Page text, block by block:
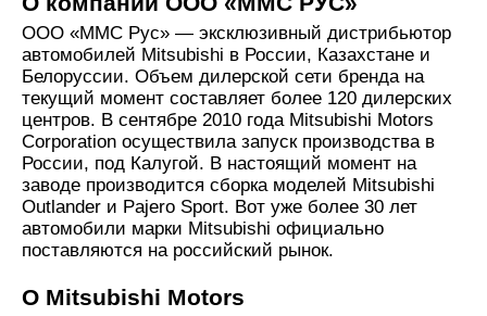
ООО «ММС Рус» — эксклюзивный дистрибьютор
автомобилей Mitsubishi в России, Казахстане и
Белоруссии. Объем дилерской сети бренда на
текущий момент составляет более 120 дилерских
центров. В сентябре 2010 года Mitsubishi Motors
Corporation осуществила запуск производства в
России, под Калугой. В настоящий момент на
заводе производится сборка моделей Mitsubishi
Outlander и Pajero Sport. Вот уже более 30 лет
автомобили марки Mitsubishi официально
поставляются на российский рынок.
О Mitsubishi Motors